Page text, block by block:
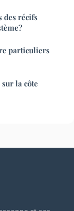
des récifs
particuliers
la côte